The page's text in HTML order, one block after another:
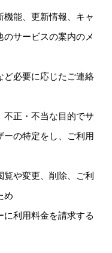
能、更新情報、キャ
サービスの案内のメ
ど必要に応じたご連絡
正・不当な目的でサ
ーの特定をし、ご利用
や変更、削除、ご利
め
利用料金を請求する